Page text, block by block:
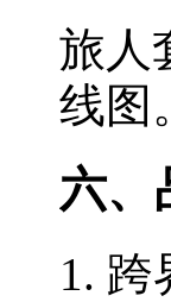
旅人
线图
六、
1. 跨